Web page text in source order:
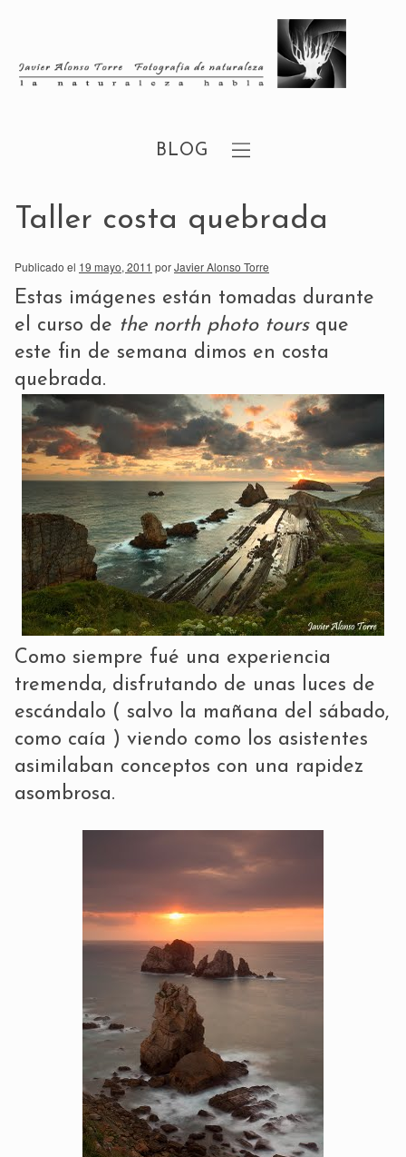
BLOG
Taller costa quebrada
Publicado el 19 mayo, 2011 porJavier Alonso Torre
Estas imágenes están tomadas durante
el curso de the north photo toursque
este fin de semana dimos en costa
quebrada.
Como siempre fué una experiencia
tremenda, disfrutando de unas luces de
escándalo ( salvo la mañana del sábado,
como caía ) viendo como los asistentes
asimilaban conceptos con una rapidez
asombrosa.